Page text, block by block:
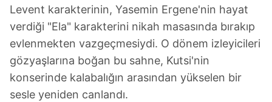
Levent karakterinin, Yasemin Ergene'nin hayat
verdiği "Ela" karakterini nikah masasında bırakıp
evlenmekten vazgeçmesiydi. O dönem izleyicileri
gözyaşlarına boğan bu sahne, Kutsi'nin
konserinde kalabalığın arasından yükselen bir
sesle yeniden canlandı.